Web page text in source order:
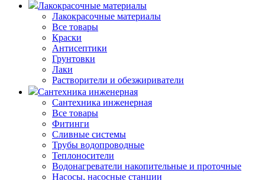
Лакокрасочные материалы
Лакокрасочные материалы
Все товары
Краски
Антисептики
Грунтовки
Лаки
Растворители и обезжириватели
Сантехника инженерная
Сантехника инженерная
Все товары
Фитинги
Сливные системы
Трубы водопроводные
Теплоносители
Водонагреватели накопительные и проточные
Насосы, насосные станции